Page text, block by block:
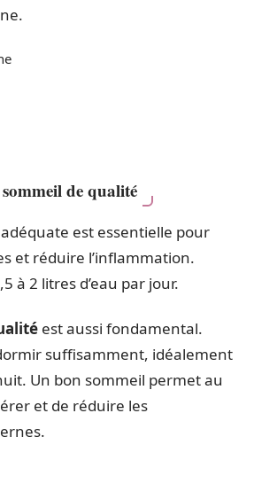
de qualité
adéquate est essentielle pour
et réduire l’inflammation.
à 2 litres d’eau par jour.
est aussi fondamental.
suffisamment, idéalement
Un bon sommeil permet au
et de réduire les